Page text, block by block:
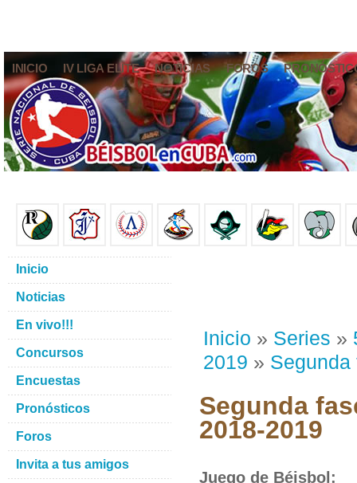
INICIO IV LIGA ELITE NOTICIAS FOROS
Inicio » Series »
2019 » Segunda
Segunda
2018-2019
Juego de Béisbol :
Inicio
Noticias
En vivo!!!
Concursos
Encuestas
Pronósticos
Foros
Invita a tus amigos